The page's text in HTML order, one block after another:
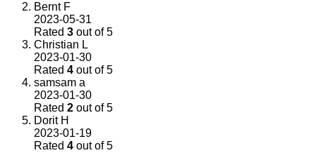
Bernt F
2023-05-31
Rated 3 out of 5
Christian L
2023-01-30
Rated 4 out of 5
samsam a
2023-01-30
Rated 2 out of 5
Dorit H
2023-01-19
Rated 4 out of 5